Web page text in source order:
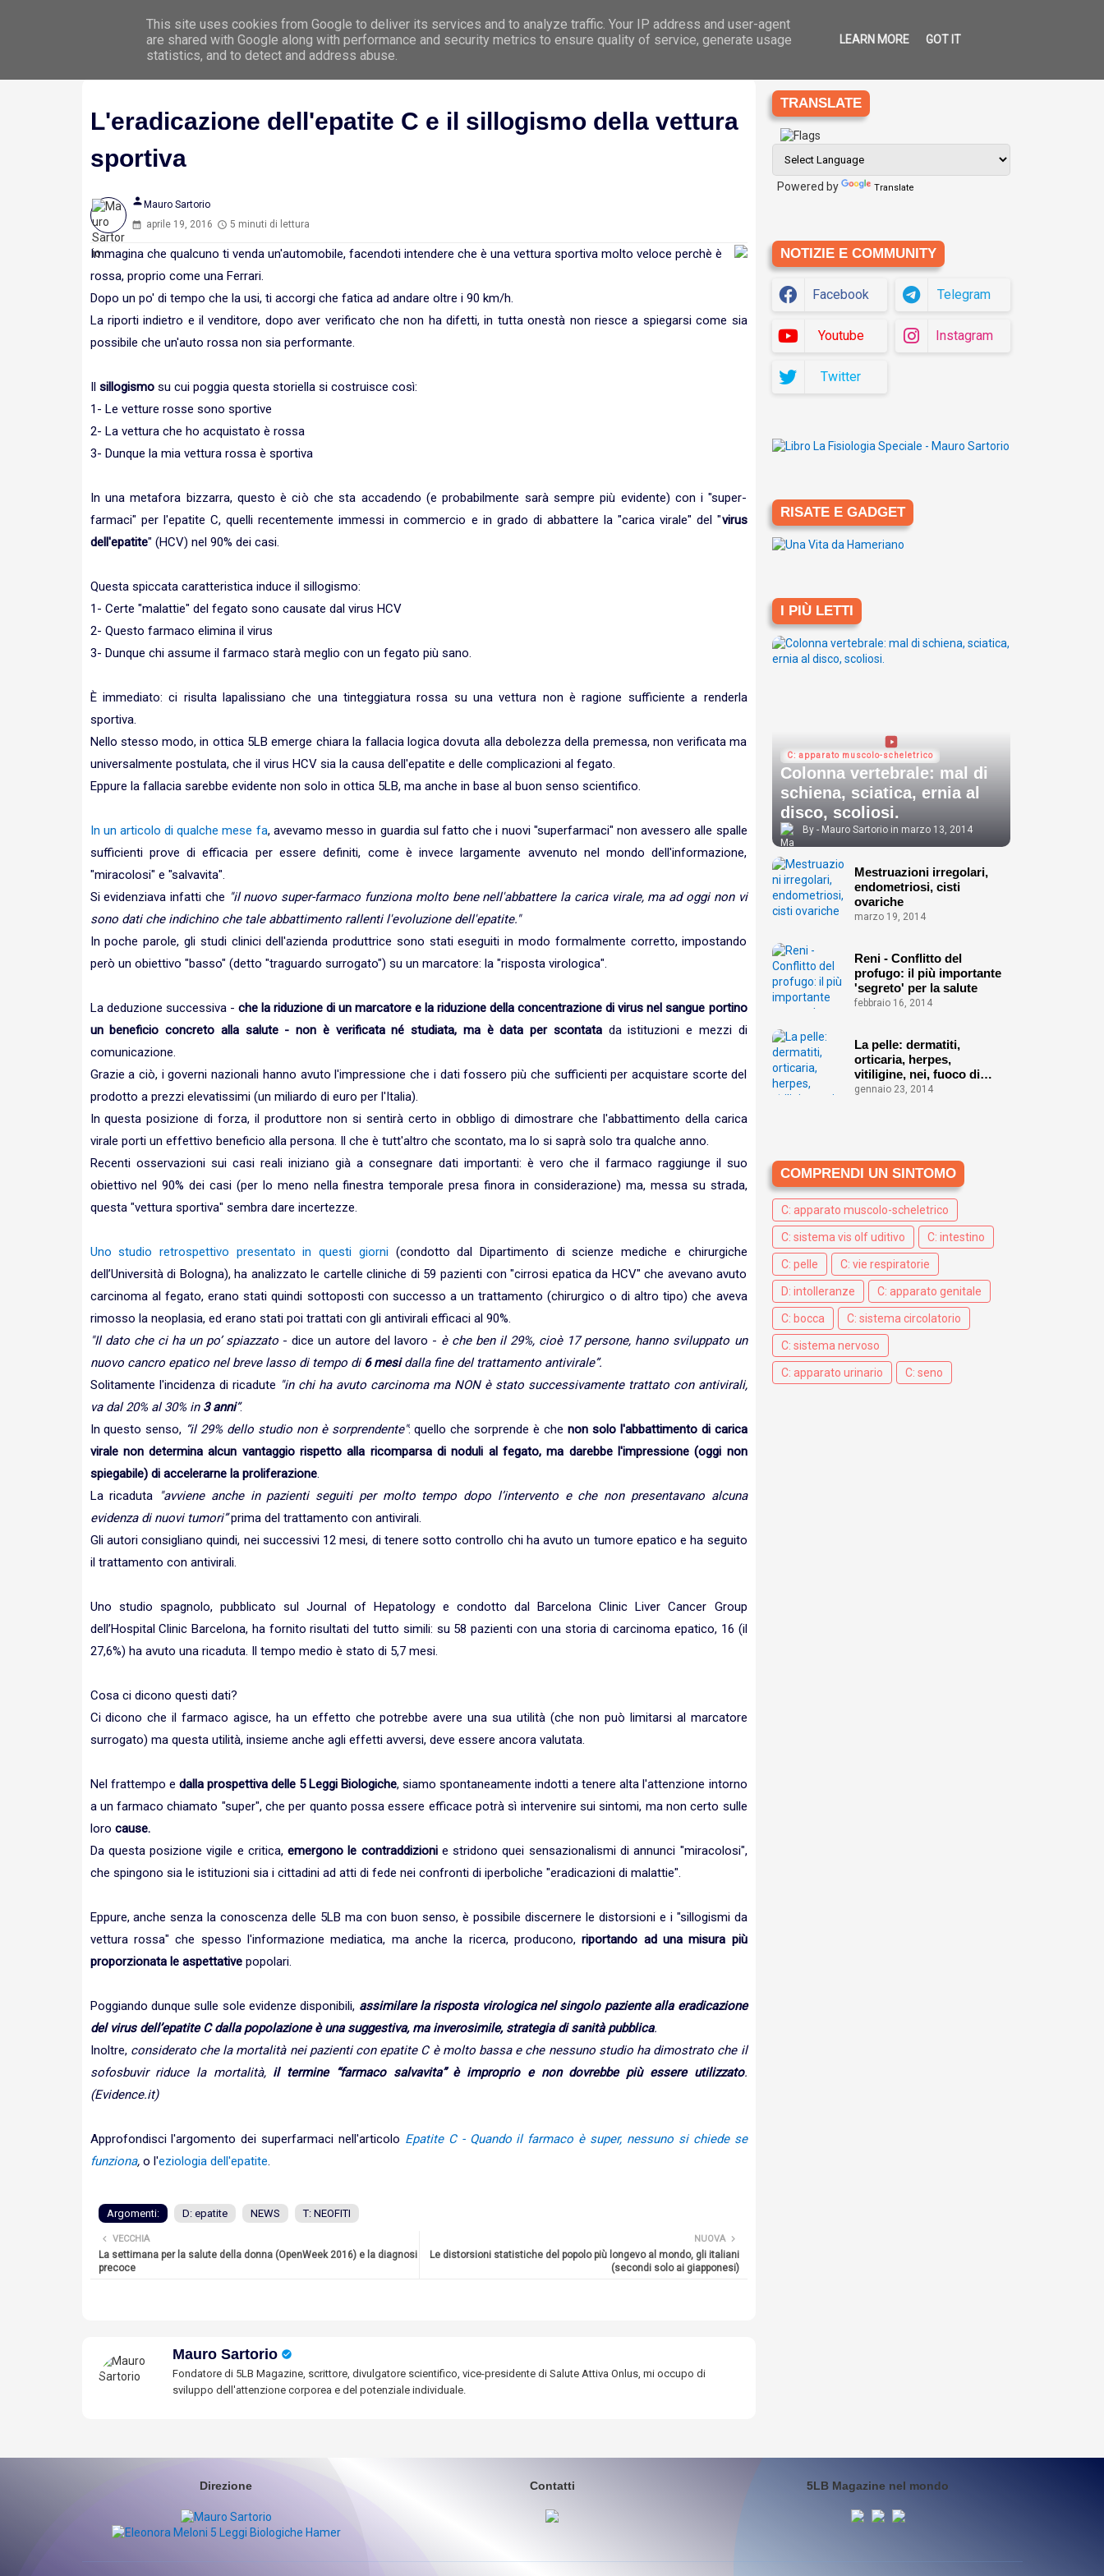
Home Premessa Argomenti Le 5 Leggi Biologiche Eziologia Siti
L'eradicazione dell'epatite C e il sillogismo della vettura
sportiva
person Mauro Sartorio
aprile 19, 2016
5 minuti di lettura
Immagina che qualcuno ti venda un'automobile, facendoti intendere che è una vettura sportiva molto veloce perchè è
rossa, proprio come una Ferrari.
Dopo un po' di tempo che la usi, ti accorgi che fatica ad andare oltre i 90 km/h.
La riporti indietro e il venditore, dopo aver verificato che non ha difetti, in tutta onestà non riesce a spiegarsi come sia
possibile che un'auto rossa non sia performante.
sillogismo su cui poggia questa storiella si costruisce così:
1- Le vetture rosse sono sportive
2- La vettura che ho acquistato è rossa
3- Dunque la mia vettura rossa è sportiva
In una metafora bizzarra, questo è ciò che sta accadendo (e probabilmente sarà sempre più evidente) con i "super-
farmaci" per l'epatite C, quelli recentemente immessi in commercio e in grado di abbattere la "carica virale" del "virus
dell'epatite" (HCV) nel 90% dei casi.
Questa spiccata caratteristica induce il sillogismo:
1- Certe "malattie" del fegato sono causate dal virus HCV
2- Questo farmaco elimina il virus
3- Dunque chi assume il farmaco starà meglio con un fegato più sano.
È immediato: ci risulta lapalissiano che una tinteggiatura rossa su una vettura non è ragione sufficiente a renderla
sportiva.
Nello stesso modo, in ottica 5LB emerge chiara la fallacia logica dovuta alla debolezza della premessa, non verificata ma
universalmente postulata, che il virus HCV sia la causa dell'epatite e delle complicazioni al fegato.
Eppure la fallacia sarebbe evidente non solo in ottica 5LB, ma anche in base al buon senso scientifico.
In un articolo di qualche mese fa, avevamo messo in guardia sul fatto che i nuovi "superfarmaci" non avessero alle spalle
sufficienti prove di efficacia per essere definiti, come è invece largamente avvenuto nel mondo dell'informazione,
"miracolosi" e "salvavita".
Si evidenziava infatti che "il nuovo super-farmaco funziona molto bene nell'abbattere la carica virale, ma ad oggi non vi
sono dati che indichino che tale abbattimento rallenti l'evoluzione dell'epatite."
In poche parole, gli studi clinici dell'azienda produttrice sono stati eseguiti in modo formalmente corretto, impostando
però un obiettivo "basso" (detto "traguardo surrogato") su un marcatore: la "risposta virologica".
La deduzione successiva - che la riduzione di un marcatore e la riduzione della concentrazione di virus nel sangue portino
un beneficio concreto alla salute - non è verificata né studiata, ma è data per scontatada istituzioni e mezzi di
comunicazione.
Grazie a ciò, i governi nazionali hanno avuto l'impressione che i dati fossero più che sufficienti per acquistare scorte del
prodotto a prezzi elevatissimi (un miliardo di euro per l'Italia).
In questa posizione di forza, il produttore non si sentirà certo in obbligo di dimostrare che l'abbattimento della carica
virale porti un effettivo beneficio alla persona. Il che è tutt'altro che scontato, ma lo si saprà solo tra qualche anno.
Recenti osservazioni sui casi reali iniziano già a consegnare dati importanti: è vero che il farmaco raggiunge il suo
obiettivo nel 90% dei casi (per lo meno nella finestra temporale presa finora in considerazione) ma, messa su strada,
questa "vettura sportiva" sembra dare incertezze.
Uno studio retrospettivo presentato in questi giorni(condotto dal Dipartimento di scienze mediche e chirurgiche
dell’Università di Bologna), ha analizzato le cartelle cliniche di 59 pazienti con "cirrosi epatica da HCV" che avevano avuto
carcinoma al fegato, erano stati quindi sottoposti con successo a un trattamento (chirurgico o di altro tipo) che aveva
rimosso la neoplasia, ed erano stati poi trattati con gli antivirali efficaci al 90%.
"Il dato che ci ha un po’ spiazzato - dice un autore del lavoro - è che ben il 29%, cioè 17 persone, hanno sviluppato un
nuovo cancro epatico nel breve lasso di tempo di 6 mesidalla fine del trattamento antivirale”.
Solitamente l'incidenza di ricadute "in chi ha avuto carcinoma ma NON è stato successivamente trattato con antivirali,
va dal 20% al 30% in 3 anni”.
In questo senso, “il 29% dello studio non è sorprendente": quello che sorprende è che non solo l'abbattimento di carica
virale non determina alcun vantaggio rispetto alla ricomparsa di noduli al fegato, ma darebbe l'impressione (oggi non
spiegabile) di accelerarne la proliferazione.
La ricaduta
"avviene anche in pazienti seguiti per molto tempo dopo l’intervento e che non presentavano alcuna
evidenza di nuovi tumori”prima del trattamento con antivirali.
Gli autori consigliano quindi, nei successivi 12 mesi, di tenere sotto controllo chi ha avuto un tumore epatico e ha seguito
il trattamento con antivirali.
Uno studio spagnolo, pubblicato sul Journal of Hepatology e condotto dal Barcelona Clinic Liver Cancer Group
dell’Hospital Clinic Barcelona, ha fornito risultati del tutto simili: su 58 pazienti con una storia di carcinoma epatico, 16 (il
27,6%) ha avuto una ricaduta. Il tempo medio è stato di 5,7 mesi.
Cosa ci dicono questi dati?
Ci dicono che il farmaco agisce, ha un effetto che potrebbe avere una sua utilità (che non può limitarsi al marcatore
surrogato) ma questa utilità, insieme anche agli effetti avversi, deve essere ancora valutata.
Nel frattempo e dalla prospettiva delle 5 Leggi Biologiche, siamo spontaneamente indotti a tenere alta l'attenzione intorno
a un farmaco chiamato "super", che per quanto possa essere efficace potrà sì intervenire sui sintomi, ma non certo sulle
loro cause.
Da questa posizione vigile e critica,emergono le contraddizionie stridono quei sensazionalismi di annunci "miracolosi",
che spingono sia le istituzioni sia i cittadini ad atti di fede nei confronti di iperboliche "eradicazioni di malattie".
Eppure, anche senza la conoscenza delle 5LB ma con buon senso, è possibile discernere le distorsioni e i "sillogismi da
vettura rossa" che spesso l'informazione mediatica, ma anche la ricerca, producono,riportando ad una misura più
proporzionata le aspettativepopolari.
Poggiando dunque sulle sole evidenze disponibili, assimilare la risposta virologica nel singolo paziente alla eradicazione
del virus dell’epatite C dalla popolazione è una suggestiva, ma inverosimile, strategia di sanità pubblica.
Inoltre, considerato che la mortalità nei pazienti con epatite C è molto bassa e che nessuno studio ha dimostrato che il
sofosbuvir riduce la mortalità, il termine “farmaco salvavita” è improprio e non dovrebbe più essere utilizzato.
(Evidence.it)
Approfondisci l'argomento dei superfarmaci nell'articolo Epatite C - Quando il farmaco è super, nessuno si chiede se
funziona, o l'eziologia dell'epatite.
Argomenti: D: epatite NEWS T: NEOFITI
NUOVA
Le distorsioni statistiche del popolo più longevo al mondo, gli italiani
(secondi solo ai giapponesi)
VECCHIA
La settimana per la salute della donna (OpenWeek 2016) e la diagnosi
precoce
Mauro Sartorio
Fondatore di 5LB Magazine, scrittore, divulgatore scientifico, vice-presidente di Salute Attiva Onlus, mi occupo di
sviluppo dell'attenzione corporea e del potenziale individuale.
TRANSLATE
Powered by Translate
NOTIZIE E COMMUNITY
Facebook Telegram
Youtube Instagram
Twitter
RISATE E GADGET
I PIÙ LETTI
C: apparato muscolo-scheletrico
Colonna vertebrale: mal di
schiena, sciatica, ernia al
disco, scoliosi.
Mauro Sartorio marzo 13, 2014
Mestruazioni irregolari,
endometriosi, cisti
ovariche
marzo 19, 2014
Reni - Conflitto del
profugo: il più importante
'segreto' per la salute
febbraio 16, 2014
La pelle: dermatiti,
orticaria, herpes,
vitiligine, nei, fuoco di
Sant'Antonio ecc.
gennaio 23, 2014
COMPRENDI UN SINTOMO
C: apparato muscolo-scheletrico
C: sistema vis olf uditivo C: intestino
C: pelle C: vie respiratorie
D: intolleranze C: apparato genitale
C: bocca C: sistema circolatorio
C: sistema nervoso
C: apparato urinario C: seno
Direzione Contatti 5LB Magazine nel mondo
This site uses cookies from Google to deliver its services and to analyze traffic. Your IP address and user-agent
are shared with Google along with performance and security metrics to ensure quality of service, generate usage
statistics, and to detect and address abuse.
LEARN MORE GOT IT